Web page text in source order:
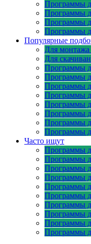
Программы
Программы
Программы
Программы
Популярные
Для монтажа
Для
Программы
Программы
Программы
Программы
Программы
Программы
Программы
Программы
Часто ищут
Программы
Программы
Программы
Программы
Программы
Программы
Программы
Программы
Программы
Программы